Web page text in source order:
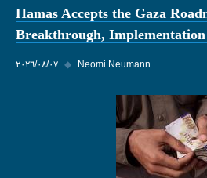
Hamas Accepts the Gaza
Breakthrough,
٠٧‏/٠٨‏/٢٠٢٦ ◆ Neomi Neumann